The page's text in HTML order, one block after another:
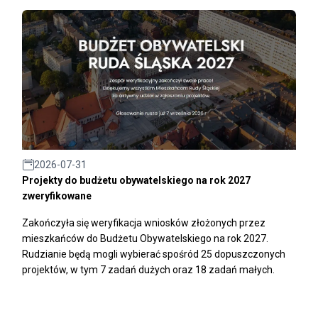
2026-07-31
Projekty do budżetu obywatelskiego na rok 2027
zweryfikowane
Zakończyła się weryfikacja wniosków złożonych przez
mieszkańców do Budżetu Obywatelskiego na rok 2027.
Rudzianie będą mogli wybierać spośród 25 dopuszczonych
projektów, w tym 7 zadań dużych oraz 18 zadań małych.